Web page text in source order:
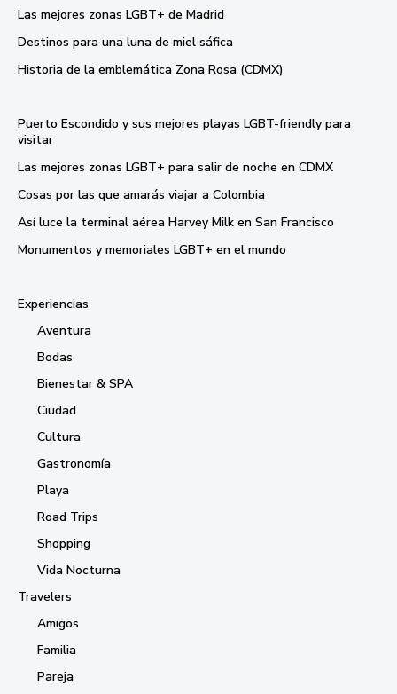
Las mejores zonas LGBT+ de Madrid
Destinos para una luna de miel sáfica
Historia de la emblemática Zona Rosa (CDMX)
Puerto Escondido y sus mejores playas LGBT-friendly para
visitar
Las mejores zonas LGBT+ para salir de noche en CDMX
Cosas por las que amarás viajar a Colombia
Así luce la terminal aérea Harvey Milk en San Francisco
Monumentos y memoriales LGBT+ en el mundo
Experiencias
Aventura
Bodas
Bienestar & SPA
Ciudad
Cultura
Gastronomía
Playa
Road Trips
Shopping
Vida Nocturna
Travelers
Amigos
Familia
Pareja